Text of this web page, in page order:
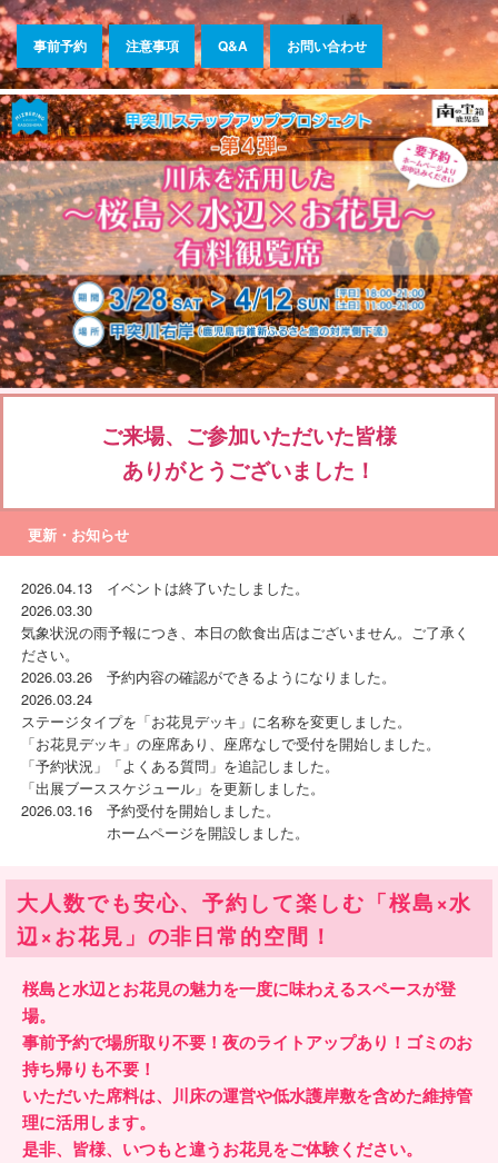
メ
イ
ン
コ
ン
テ
ン
ツ
へ
移
動
メ
イ
ン
メ
ニ
ュ
ー
事前予約 注意事項 Q&A お問い合わせ
ご来場、ご参加いただいた皆様
ありがとうございました！
更新・お知らせ
2026.04.13
イベントは終了いたしました。
2026.03.30
気象状況の雨予報につき、本日の飲食出店はございません。ご了承く
ださい。
2026.03.26
予約内容の確認ができるようになりました。
2026.03.24
ステージタイプを「お花見デッキ」に名称を変更しました。
「お花見デッキ」の座席あり、座席なしで受付を開始しました。
「予約状況」「よくある質問」を追記しました。
「出展ブーススケジュール」を更新しました。
2026.03.16
予約受付を開始しました。
ホームページを開設しました。
大人数でも安心、予約して楽しむ「桜島×水
辺×お花見」の非日常的空間！
桜島と水辺とお花見の魅力を一度に味わえるスペースが登
場。
事前予約で場所取り不要！夜のライトアップあり！ゴミのお
持ち帰りも不要！
いただいた席料は、川床の運営や低水護岸敷を含めた維持管
理に活用します。
是非、皆様、いつもと違うお花見をご体験ください。